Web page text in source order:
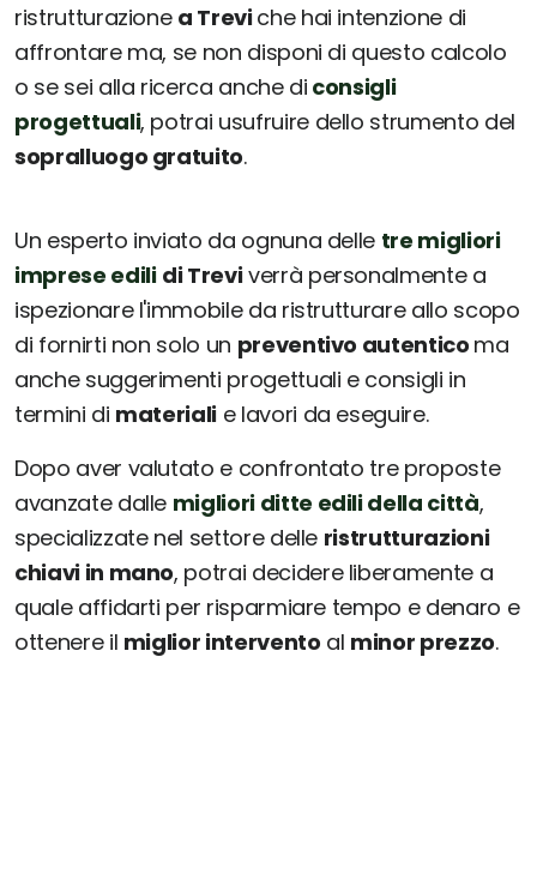
ristrutturazione a Treviche hai intenzione di
affrontare ma, se non disponi di questo calcolo
o se sei alla ricerca anche di consigli
progettuali, potrai usufruire dello strumento del
sopralluogo gratuito.
Un esperto inviato da ognuna delle tre migliori
imprese edili di Treviverrà personalmente a
ispezionare l'immobile da ristrutturare allo scopo
di fornirti non solo un preventivo autentico ma
anche suggerimenti progettuali e consigli in
termini di materiali e lavori da eseguire.
Dopo aver valutato e confrontato tre proposte
avanzate dalle migliori ditte edili della città,
specializzate nel settore delle ristrutturazioni
chiavi in mano, potrai decidere liberamente a
quale affidarti per risparmiare tempo e denaro e
ottenere il miglior intervento al minor prezzo.